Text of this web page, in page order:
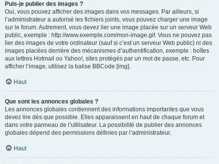
Puis-je publier des images ?
Oui, vous pouvez afficher des images dans vos messages. Par ailleurs, si
l’administrateur a autorisé les fichiers joints, vous pouvez charger une image
sur le forum. Autrement, vous devez lier une image placée sur un serveur Web
public, exemple : http://www.exemple.com/mon-image.gif. Vous ne pouvez pas
lier des images de votre ordinateur (sauf si c’est un serveur Web public) ni des
images placées derrière des mécanismes d’authentification, exemple : boîtes
aux lettres Hotmail ou Yahoo!, sites protégés par un mot de passe, etc. Pour
afficher l’image, utilisez la balise BBCode [img].
Haut
Que sont les annonces globales ?
Les annonces globales contiennent des informations importantes que vous
devez lire dès que possible. Elles apparaissent en haut de chaque forum et
dans votre panneau de l’utilisateur. La possibilité de publier des annonces
globales dépend des permissions définies par l’administrateur.
Haut